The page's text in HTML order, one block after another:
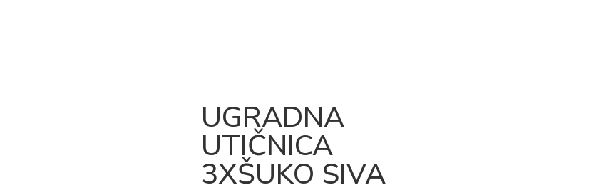
UGRADNA
UTIČNICA
3XŠUKO SIVA